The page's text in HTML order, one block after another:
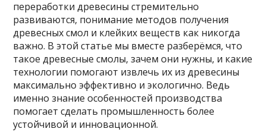
переработки древесины стремительно
развиваются, понимание методов получения
древесных смол и клейких веществ как никогда
важно. В этой статье мы вместе разберёмся, что
такое древесные смолы, зачем они нужны, и какие
технологии помогают извлечь их из древесины
максимально эффективно и экологично. Ведь
именно знание особенностей производства
помогает сделать промышленность более
устойчивой и инновационной.